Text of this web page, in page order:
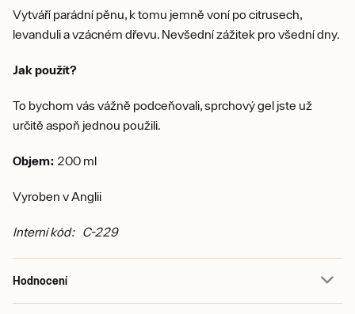
Vytváří parádní pěnu, k tomu jemně voní po citrusech,
levanduli a vzácném dřevu. Nevšední zážitek pro všední dny.
Jak použít?
To bychom vás vážně podceňovali, sprchový gel jste už
určitě aspoň jednou použili.
Objem: 200 ml
Vyroben v Anglii
Interní kód: C-229
Hodnocení